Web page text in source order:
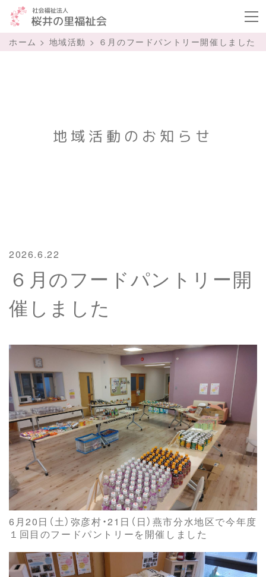
ボ
ホーム > 地域活動 > ６月のフードパントリー開催しました
地域活動のお知らせ
2026.6.22
６月のフードパントリー開
催しました
6月20日（土）弥彦村・21日（日）燕市分水地区で今年度
１回目のフードパントリーを開催しました